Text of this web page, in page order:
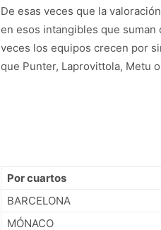
De esas veces que la
en esos intangibles que
veces los equipos crecen por
que Punter, Laprovittola, Metu
Por cuartos
BARCELONA
MÓNACO